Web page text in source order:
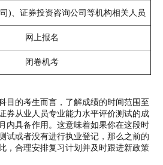
)、证券投资咨询公司等机构相关人员
网上报名
闭卷机考
目的考生而言，了解成绩的时间范围至
券从业人员专业能力水平评价测试的成
内具备作用。这意味着如果你在这段时
试或者没有进行执业登记，那么之前的
，合理安排复习计划并及时跟进新政策